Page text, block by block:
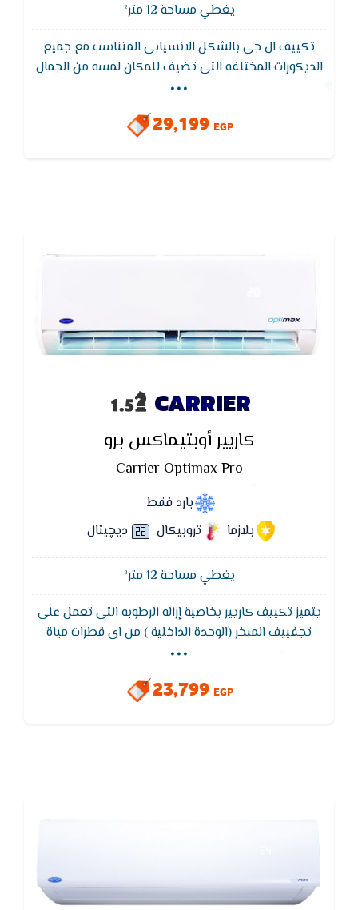
يغطي مساحة 12 متر²
تكييف ال جى بالشكل الانسيابى المتناسب مع جميع
الديكورات المختلفه التى تضيف للمكان لمسه من الجمال
,يتميز تكييف ال جي بفلاتر منقية للاتربة والتى تعمل
على تنظيف الهواء لكى تستمتع بهواء صحى ليس به اى
ملوثات
...
29,199 EGP
CARRIER
كاريير أوبتيماكس برو
Carrier Optimax Pro
بارد فقط
بلازما
تروبيكال ديچيتال
يغطي مساحة 12 متر²
يتميز تكييف كاريير بخاصية إزاله الرطوبه التى تعمل على
تجفييف المبخر (الوحدة الداخلية ) من اى قطرات مياة
لضمان عدم صدور اى روائح كريهة من الوحده الداخلية
...
23,799 EGP